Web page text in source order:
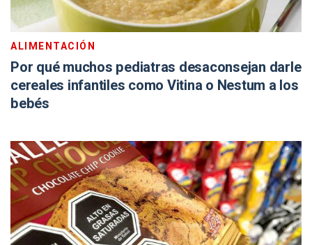
ALIMENTACIÓN
Por qué muchos pediatras desaconsejan darle
cereales infantiles como Vitina o Nestum a los
bebés